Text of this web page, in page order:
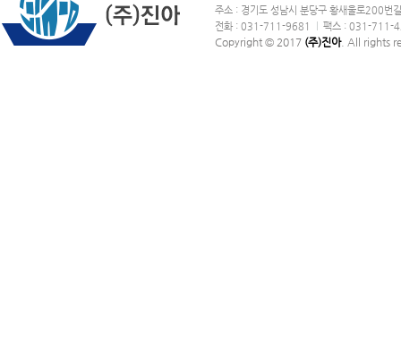
주소 : 경기도 성남시 분당구 황새울로200
전화 : 031-711-9681
팩스 : 031-711-
Copyright © 2017 (주)진아. All rights